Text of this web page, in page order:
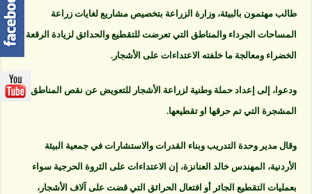
طالب مهتمون بالبيئة، وزارة الزراعة بتخصيص مشاريع لغايات زراعة
المساحات الجرداء والمناطق التي تعرضت للتقطيع والحدائق لزيادة الرقعة
الخضراء ومعالجة ما خلفته الاعتداءات على الأشجار.
ودعوا، إلى إعداد حملة وطنية لزراعة الأشجار للتعويض عن نقص المناطق
المشجرة التي تم حرقها او تقطيعها.
وقال مدير وحدة التدريب وبناء القدرات والاستشارات في جمعية البيئة
الأردنية، المهندس خالد العنانزة، إن الاعتداءات على الثروة الحرجية سواء
بعمليات التقطيع الجائر أو افتعال الحرائق التي قضت على آلاف الأشجار،